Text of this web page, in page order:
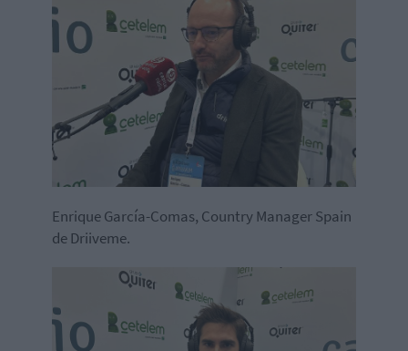
Enrique García-Comas, Country Manager Spain
de Driiveme.